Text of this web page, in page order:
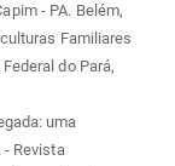
- PA. Belém,
Familiares
do Pará,
uma
Revista